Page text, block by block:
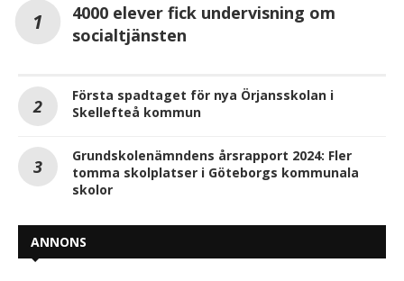
4000 elever fick undervisning om
socialtjänsten
Första spadtaget för nya Örjansskolan i
Skellefteå kommun
Grundskolenämndens årsrapport 2024: Fler
tomma skolplatser i Göteborgs kommunala
skolor
ANNONS